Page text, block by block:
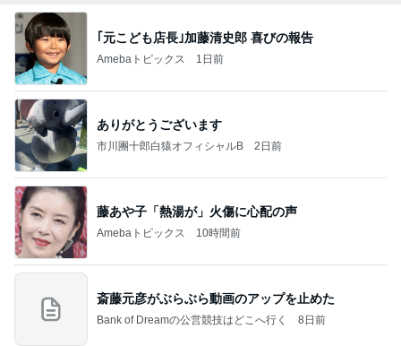
｢元こども店長｣加藤清史郎 喜びの報告
Amebaトピックス 1日前
ありがとうございます
市川團十郎白猿オフィシャルB 2日前
藤あや子「熱湯が」火傷に心配の声
Amebaトピックス 10時間前
斎藤元彦がぶらぶら動画のアップを止めた
Bank of Dreamの公営競技はどこへ行く 8日前